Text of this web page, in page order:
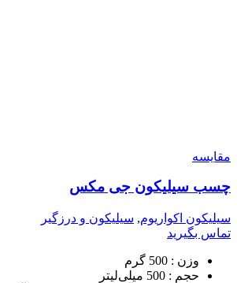
مقایسه
چسب سیلیکون جی مکس
سیلیکون اکواریوم, سیلیکون و درزگیر
تماس بگیرید
وزن : 500 گرم
حجم : 500 میلی‌لیتر